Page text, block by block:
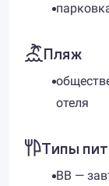
Пляж
отеля
Типы
ВВ —